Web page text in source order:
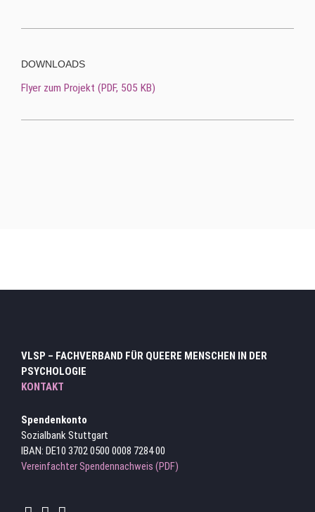
DOWNLOADS
Flyer zum Projekt (PDF, 505 KB)
VLSP – FACHVERBAND FÜR QUEERE MENSCHEN IN DER
PSYCHOLOGIE
KONTAKT
Spendenkonto
Sozialbank Stuttgart
IBAN: DE10 3702 0500 0008 7284 00
Vereinfachter Spendennachweis (PDF)